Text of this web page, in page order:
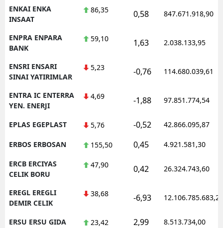
ENKAI ENKA
INSAAT
86,35 0,58 847.671.918,90
ENPRA ENPARA
BANK
59,10 1,63 2.038.133,95
ENSRI ENSARI
SINAI YATIRIMLAR
5,23 -0,76 114.680.039,61
ENTRA IC ENTERRA
YEN. ENERJI
4,69 -1,88 97.851.774,54
EPLAS EGEPLAST 5,76 -0,52 42.866.095,87
ERBOS ERBOSAN 155,50 0,45 4.921.581,30
ERCB ERCIYAS
CELIK BORU
47,90 0,42 26.324.743,60
EREGL EREGLI
DEMIR CELIK
38,68 -6,93 12.106.785.683,20
ERSU ERSU GIDA 23,42 2,99 8.513.734,00